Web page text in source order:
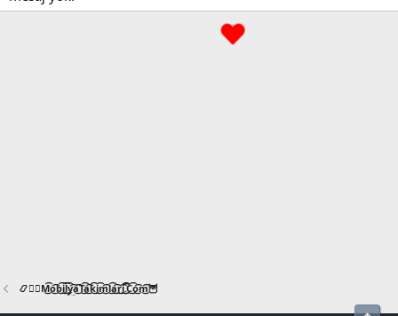
📿🧙‍♂️M͜͡o͜͡b͜͡i͜͡l͜͡y͜͡a͜͡T͜͡a͜͡k͜͡i͜͡m͜͡l͜͡a͜͡r͜͡i͜͡.͜͡C͜͡o͜͡m͜͡🦉